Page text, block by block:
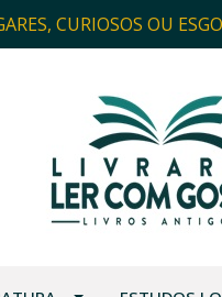
CURIOSOS OU